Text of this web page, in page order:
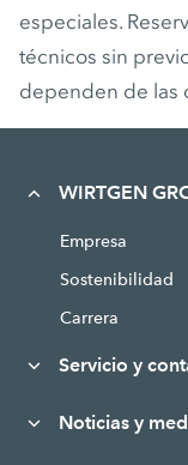
especiales.
técnicos sin
dependen de las
WIRTGEN
Empresa
Sostenibilidad
Carrera
Servicio y
Noticias y